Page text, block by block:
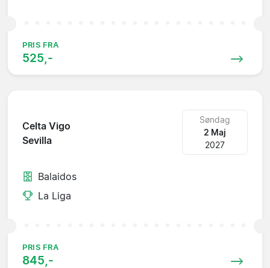
PRIS FRA
525,-
Celta Vigo
Sevilla
Søndag
2 Maj
2027
Balaidos
La Liga
PRIS FRA
845,-